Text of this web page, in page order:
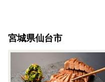
宮城県仙台市